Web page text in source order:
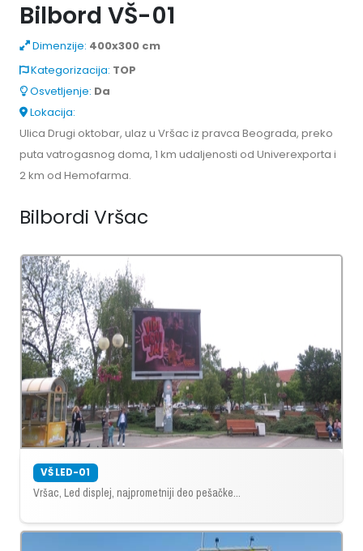
Bilbord VŠ-01
Dimenzije: 400x300 cm
Kategorizacija: TOP
Osvetljenje: Da
Lokacija:
Ulica Drugi oktobar, ulaz u Vršac iz pravca Beograda, preko
puta vatrogasnog doma, 1 km udaljenosti od Univerexporta i
2 km od Hemofarma.
Bilbordi Vršac
VŠ LED-01
Vršac, Led displej, najprometniji deo pešačke...